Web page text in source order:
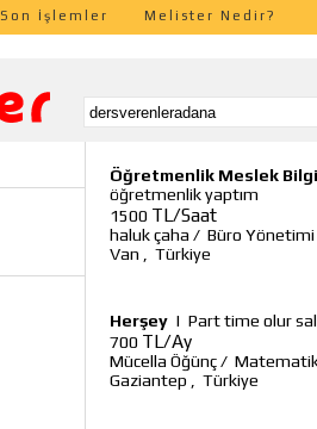
Son İşlemler Melister Nedir?
Öğretmenlik Meslek
öğretmenlik yaptım
1500 TL/Saat
haluk çaha / Büro Yönetimi
Van
Türkiye
Herşey | Part time olur
700 TL/Ay
Mücella Öğünç/
Gaziantep
Türkiye